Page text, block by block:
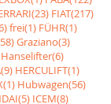
FIAT(217)
frei(1) FÜHR(1)
Graziano(3)
Hanselifter(6)
HERCULIFT(1)
Hubwagen(56)
ICEM(8)